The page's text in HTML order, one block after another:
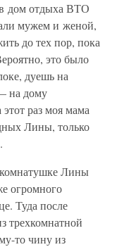
дом отдыха ВТО
мужем и женой,
до тех пор, пока
это было
дуешь на
на дому
раз моя мама
Лины, только
Лины
огромного
Туда после
трехкомнатной
то чину из